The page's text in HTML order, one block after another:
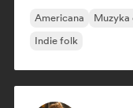
Americana
Indie folk